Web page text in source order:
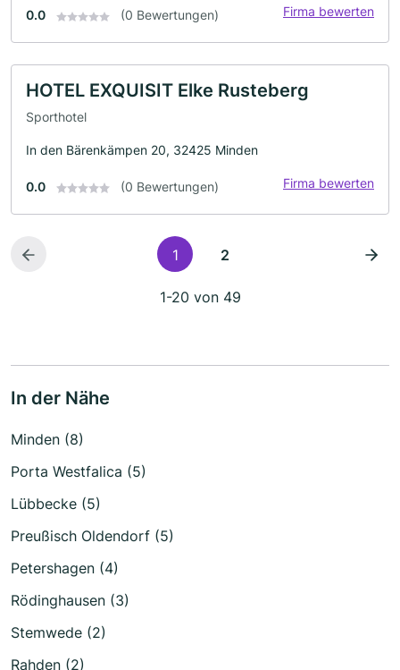
0.0 (0 Bewertungen) Firma bewerten
HOTEL EXQUISIT Elke Rusteberg
Sporthotel
In den Bärenkämpen 20, 32425 Minden
0.0 (0 Bewertungen) Firma bewerten
1 2
1-20 von 49
In der Nähe
Minden (8)
Porta Westfalica (5)
Lübbecke (5)
Preußisch Oldendorf (5)
Petershagen (4)
Rödinghausen (3)
Stemwede (2)
Rahden (2)